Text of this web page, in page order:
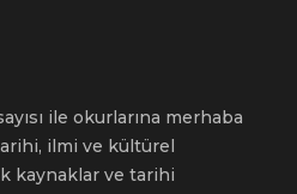
ile okurlarına merhaba
ilmi ve kültürel
kaynaklar ve tarihi